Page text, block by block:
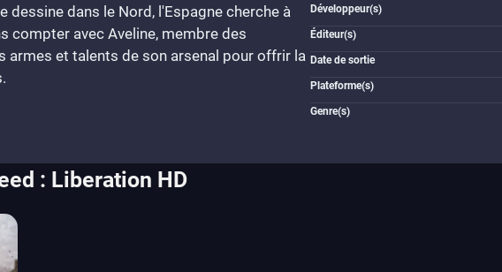
dessine dans le Nord, l'Espagne cherche à
compter avec Aveline, membre des
armes et talents de son arsenal pour offrir la
Développeur(s)
Éditeur(s)
Date de sortie
Plateforme(s)
Genre(s)
: Liberation HD